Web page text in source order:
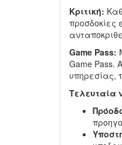
Κριτική:
προσδοκίες
Game Pass:
Game Pass.
υπηρεσίας,
Τελευταία